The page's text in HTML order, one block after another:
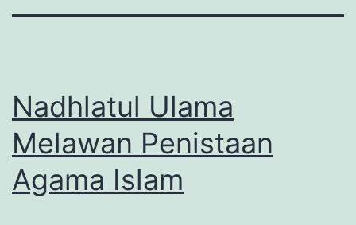
Nadhlatul Ulama
Melawan Penistaan
Agama Islam